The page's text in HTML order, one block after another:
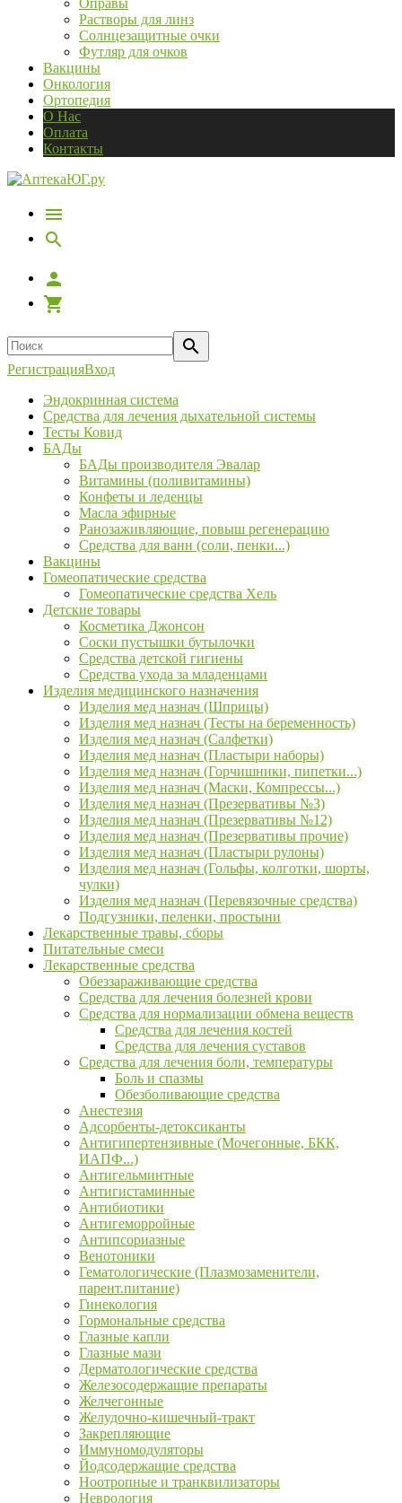
Оправы
Растворы для линз
Солнцезащитные очки
Футляр для очков
Вакцины
Онкология
Ортопедия
О Нас
Оплата
Контакты
РегистрацияВход
Эндокринная система
Средства для лечения дыхательной системы
Тесты Ковид
БАДы
БАДы производителя Эвалар
Витамины (поливитамины)
Конфеты и леденцы
Масла эфирные
Ранозаживляющие, повыш регенерацию
Средства для ванн (соли, пенки...)
Вакцины
Гомеопатические средства
Гомеопатические средства Хель
Детские товары
Косметика Джонсон
Соски пустышки бутылочки
Средства детской гигиены
Средства ухода за младенцами
Изделия медицинского назначения
Изделия мед назнач (Шприцы)
Изделия мед назнач (Тесты на беременность)
Изделия мед назнач (Салфетки)
Изделия мед назнач (Пластыри наборы)
Изделия мед назнач (Горчишники, пипетки...)
Изделия мед назнач (Маски, Компрессы...)
Изделия мед назнач (Презервативы №3)
Изделия мед назнач (Презервативы №12)
Изделия мед назнач (Презервативы прочие)
Изделия мед назнач (Пластыри рулоны)
Изделия мед назнач (Гольфы, колготки, шорты,
чулки)
Изделия мед назнач (Перевязочные средства)
Подгузники, пеленки, простыни
Лекарственные травы, сборы
Питательные смеси
Лекарственные средства
Обеззараживающие средства
Средства для лечения болезней крови
Средства для нормализации обмена веществ
Средства для лечения костей
Средства для лечения суставов
Средства для лечения боли, температуры
Боль и спазмы
Обезболивающие средства
Анестезия
Адсорбенты-детоксиканты
Антигипертензивные (Мочегонные, БКК,
ИАПФ...)
Антигельминтные
Антигистаминные
Антибиотики
Антигеморройные
Антипсориазные
Венотоники
Гематологические (Плазмозаменители,
парент.питание)
Гинекология
Гормональные средства
Глазные капли
Глазные мази
Дерматологические средства
Железосодержащие препараты
Желчегонные
Желудочно-кишечный-тракт
Закрепляющие
Иммуномодуляторы
Йодсодержащие средства
Ноотропные и транквилизаторы
Неврология